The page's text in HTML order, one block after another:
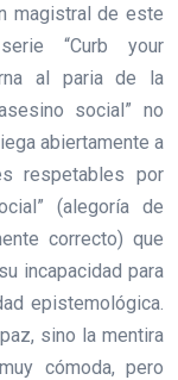
magistral de este
“Curb your
al paria de la
social” no
abiertamente a
respetables por
(alegoría de
correcto) que
incapacidad para
epistemológica.
sino la mentira
cómoda, pero